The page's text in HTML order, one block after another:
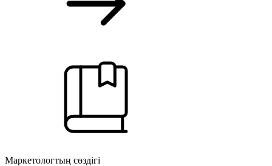
Маркетологтың сөздігі